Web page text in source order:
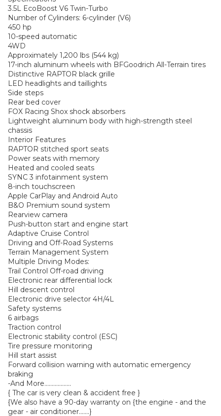
3.5L EcoBoost V6 Twin-Turbo
Number of Cylinders: 6-cylinder (V6)
450 hp
10-speed automatic
4WD
Approximately 1,200 lbs (544 kg)
17-inch aluminum wheels with BFGoodrich All-Terrain tires
Distinctive RAPTOR black grille
LED headlights and taillights
Side steps
Rear bed cover
FOX Racing Shox shock absorbers
Lightweight aluminum body with high-strength steel
chassis
Interior Features
RAPTOR stitched sport seats
Power seats with memory
Heated and cooled seats
SYNC 3 infotainment system
8-inch touchscreen
Apple CarPlay and Android Auto
B&O Premium sound system
Rearview camera
Push-button start and engine start
Adaptive Cruise Control
Driving and Off-Road Systems
Terrain Management System
Multiple Driving Modes:
Trail Control Off-road driving
Electronic rear differential lock
Hill descent control
Electronic drive selector 4H/4L
Safety systems
6 airbags
Traction control
Electronic stability control (ESC)
Tire pressure monitoring
Hill start assist
Forward collision warning with automatic emergency
braking
{ The car is very clean & accident free }
{We also have a 90-day warranty on {the engine - and the